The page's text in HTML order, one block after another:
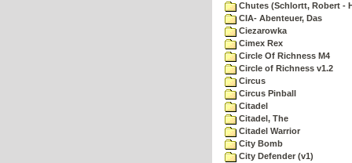
Chutes (Schlortt, Robert -
CIA- Abenteuer, Das
Ciezarowka
Cimex Rex
Circle Of Richness M4
Circle of Richness v1.2
Circus
Circus Pinball
Citadel
Citadel, The
Citadel Warrior
City Bomb
City Defender (v1)